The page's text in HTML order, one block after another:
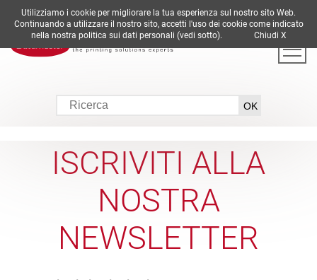
DE EN ES FR IT
ISCRIVITI ALLA
NOSTRA
NEWSLETTER
Utilizziamo i cookie per migliorare la tua esperienza sul nostro sito Web.
Continuando a utilizzare il nostro sito, accetti l'uso dei cookie come indicato
nella nostra politica sui dati personali (vedi sotto). Chiudi X